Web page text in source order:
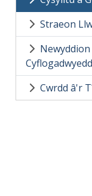
Straeon
Cwrdd â'r